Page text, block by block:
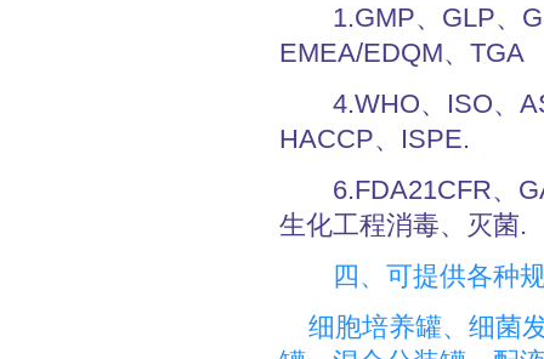
1.GMP、GLP、
EMEA/EDQM、TGA
4.WHO、ISO、
HACCP、ISPE.
6.FDA21CFR、
生化工程消毒、灭菌.
四、可提供各种
细胞培养罐、细菌